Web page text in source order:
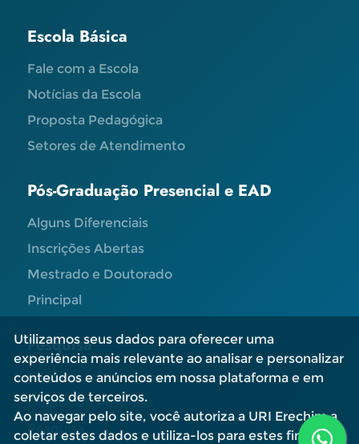
Escola Básica
Fale com a Escola
Notícias da Escola
Proposta Pedagógica
Setores de Atendimento
Pós-Graduação Presencial e EAD
Alguns Diferenciais
Inscrições Abertas
Mestrado e Doutorado
Principal
Pesquisa
Editais e Informações
Grupos de Pesquisa
Pesquisa
Utilizamos seus dados para oferecer uma
experiência mais relevante ao analisar e personalizar
conteúdos e anúncios em nossa plataforma e em
serviços de terceiros.
Ao navegar pelo site, você autoriza a URI Erechim a
coletar estes dados e utiliza-los para estes fins.